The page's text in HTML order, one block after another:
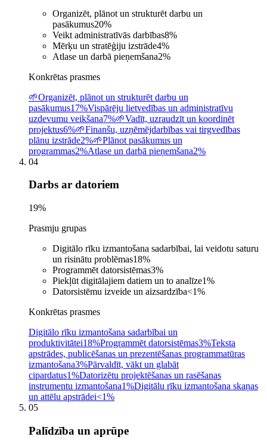
Organizēt, plānot un strukturēt darbu un
pasākumus20%
Veikt administratīvās darbības8%
Mērķu un stratēģiju izstrāde4%
Atlase un darbā pieņemšana2%
Konkrētas prasmes
🌱Organizēt, plānot un strukturēt darbu un
pasākumus17%Vispārēju lietvedības un administratīvu
uzdevumu veikšana7%🌱Vadīt, uzraudzīt un koordinēt
projektus6%🌱Finanšu, uzņēmējdarbības vai tirgvedības
plānu izstrāde2%🌱Plānot pasākumus un
programmas2%Atlase un darbā pieņemšana2%
04
Darbs ar datoriem
19%
Prasmju grupas
Digitālo rīku izmantošana sadarbībai, lai veidotu saturu
un risinātu problēmas18%
Programmēt datorsistēmas3%
Piekļūt digitālajiem datiem un to analīze1%
Datorsistēmu izveide un aizsardzība<1%
Konkrētas prasmes
Digitālo rīku izmantošana sadarbībai un
produktivitātei18%Programmēt datorsistēmas3%Teksta
apstrādes, publicēšanas un prezentēšanas programmatūras
izmantošana3%Pārvaldīt, vākt un glabāt
cipardatus1%Datorizētu projektēšanas un rasēšanas
instrumentu izmantošana1%Digitālu rīku izmantošana skaņas
un attēlu apstrādei<1%
05
Palīdzība un aprūpe